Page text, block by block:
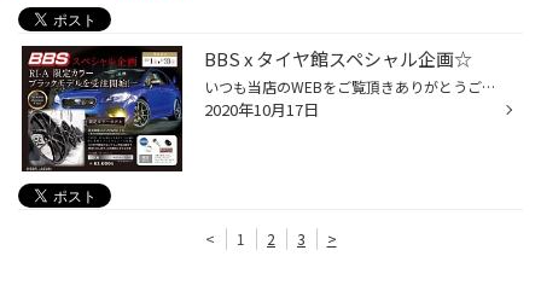
BBS x タイヤ館スペシャル企画☆
いつも当店のWEBをご覧頂きありがとうございます！ タイヤ館松江南のかわかみです！ BRIDGESTONEのタイヤ館&コックピットと BBS JAPAN さんとのスペシャル企画のご紹介！ なんとBBSホイールのRI-A に通常はラインナップ されていない漆黒のブラックを纏った特別限定モデルが この度受注開始となりま...
2020年10月17日
< 1 2 3 >